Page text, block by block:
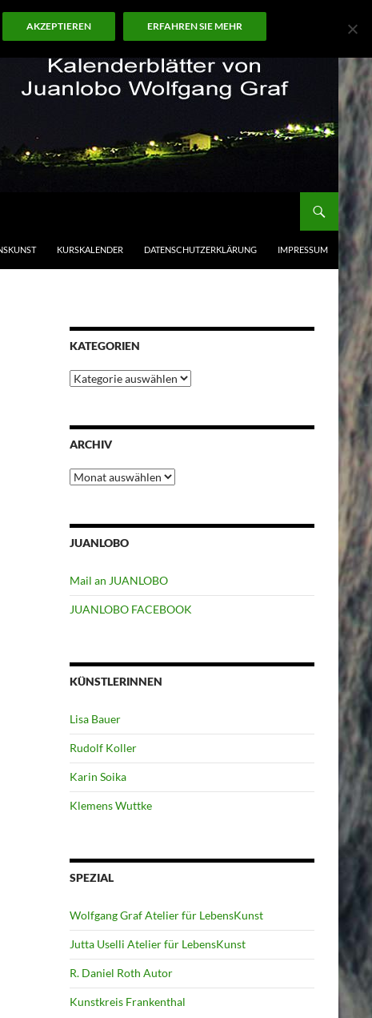
KURSKALENDER DATENSCHUTZERKLÄRUNG IMPRESSUM
KATEGORIEN
Kategorien
ARCHIV
Archiv
JUANLOBO
Mail an JUANLOBO
JUANLOBO FACEBOOK
KÜNSTLERINNEN
Lisa Bauer
Rudolf Koller
Karin Soika
Klemens Wuttke
SPEZIAL
Wolfgang Graf Atelier für LebensKunst
Jutta Uselli Atelier für LebensKunst
R. Daniel Roth Autor
Kunstkreis Frankenthal
AKZEPTIEREN ERFAHREN SIE MEHR